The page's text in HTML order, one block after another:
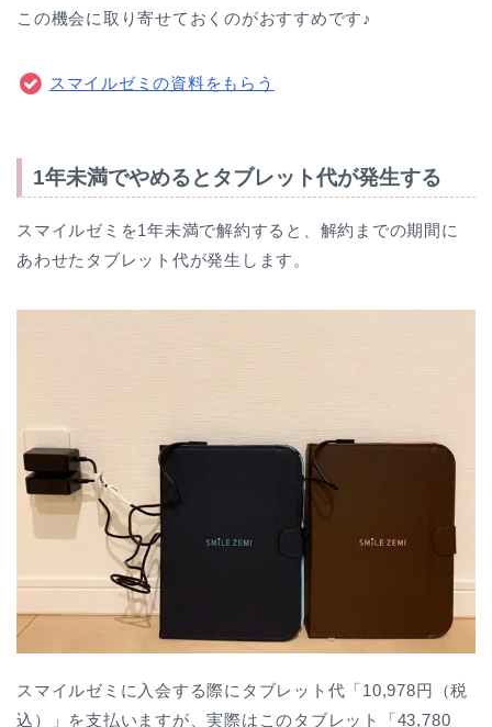
この機会に取り寄せておくのがおすすめです♪
スマイルゼミの資料をもらう
1年未満でやめるとタブレット代が発生する
スマイルゼミを1年未満で解約すると、解約までの期間に
あわせたタブレット代が発生します。
スマイルゼミに入会する際にタブレット代「10,978円（税
込）」を支払いますが、実際はこのタブレット「43,780